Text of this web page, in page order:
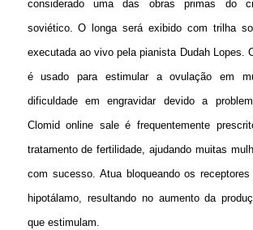
considerado uma das obras primas do
soviético. O longa será exibido com trilha
executada ao vivo pela pianista Dudah Lopes.
é usado para estimular a ovulação em
dificuldade em engravidar devido a
Clomid online saleé frequentemente
tratamento de fertilidade, ajudando muitas
com sucesso. Atua bloqueando os
hipotálamo, resultando no aumento da
que estimulam.